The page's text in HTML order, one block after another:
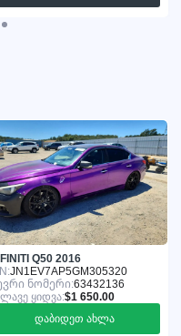
Q50 2016
JN1EV7AP5GM305320
ნომერი:63432136
ყიდვა:$1 650.00
დაბიდეთ ახლა